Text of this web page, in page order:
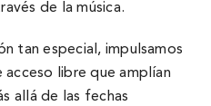
de la música.
tan especial, impulsamos
acceso libre que amplían
allá de las fechas